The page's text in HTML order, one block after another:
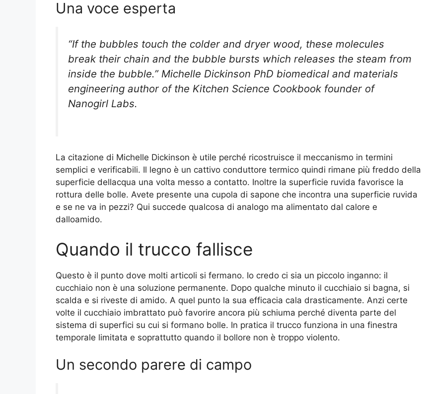
Una voce esperta
“If the bubbles touch the colder and dryer wood, these molecules
break their chain and the bubble bursts which releases the steam from
inside the bubble.” Michelle Dickinson PhD biomedical and materials
engineering author of the Kitchen Science Cookbook founder of
Nanogirl Labs.
La citazione di Michelle Dickinson è utile perché ricostruisce il meccanismo in termini
semplici e verificabili. Il legno è un cattivo conduttore termico quindi rimane più freddo della
superficie dellacqua una volta messo a contatto. Inoltre la superficie ruvida favorisce la
rottura delle bolle. Avete presente una cupola di sapone che incontra una superficie ruvida
e se ne va in pezzi? Qui succede qualcosa di analogo ma alimentato dal calore e
dalloamido.
Quando il trucco fallisce
Questo è il punto dove molti articoli si fermano. Io credo ci sia un piccolo inganno: il
cucchiaio non è una soluzione permanente. Dopo qualche minuto il cucchiaio si bagna, si
scalda e si riveste di amido. A quel punto la sua efficacia cala drasticamente. Anzi certe
volte il cucchiaio imbrattato può favorire ancora più schiuma perché diventa parte del
sistema di superfici su cui si formano bolle. In pratica il trucco funziona in una finestra
temporale limitata e soprattutto quando il bollore non è troppo violento.
Un secondo parere di campo